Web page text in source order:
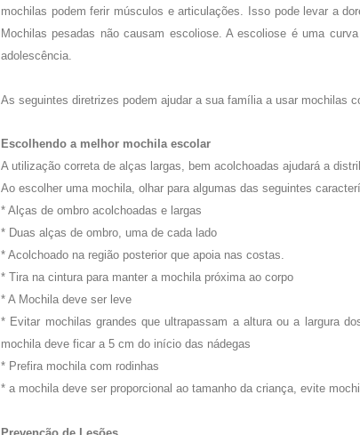
mochilas podem ferir músculos e articulações. Isso pode levar a
Mochilas pesadas não causam escoliose. A escoliose é uma
adolescência.
As seguintes diretrizes podem ajudar a sua família a usar mochilas
Escolhendo a melhor mochila escolar
A utilização correta de alças largas, bem acolchoadas ajudará a
Ao escolher uma mochila, olhar para algumas das seguintes
* Alças de ombro acolchoadas e largas
* Duas alças de ombro, uma de cada lado
* Acolchoado na região posterior que apoia nas costas.
* Tira na cintura para manter a mochila próxima ao corpo
* A Mochila deve ser leve
* Evitar mochilas grandes que ultrapassam a altura ou a largura
mochila deve ficar a 5 cm do início das nádegas
* Prefira mochila com rodinhas
* a mochila deve ser proporcional ao tamanho da criança, evite
Prevenção de Lesões